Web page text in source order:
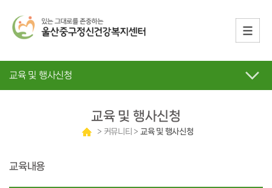
교육 및 행사신청
교육 및 행사신청
> 커뮤니티 > 교육 및 행사신청
교육내용